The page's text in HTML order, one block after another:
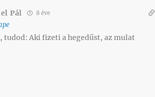
Pál 8 éve
tudod: Aki fizeti a hegedűst, az mulat